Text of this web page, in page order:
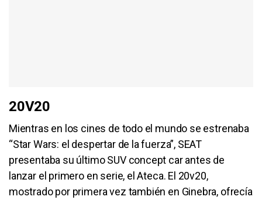
20V20
Mientras en los cines de todo el mundo se estrenaba
“Star Wars: el despertar de la fuerza”, SEAT
presentaba su último SUV concept car antes de
lanzar el primero en serie, el Ateca. El 20v20,
mostrado por primera vez también en Ginebra, ofrecía